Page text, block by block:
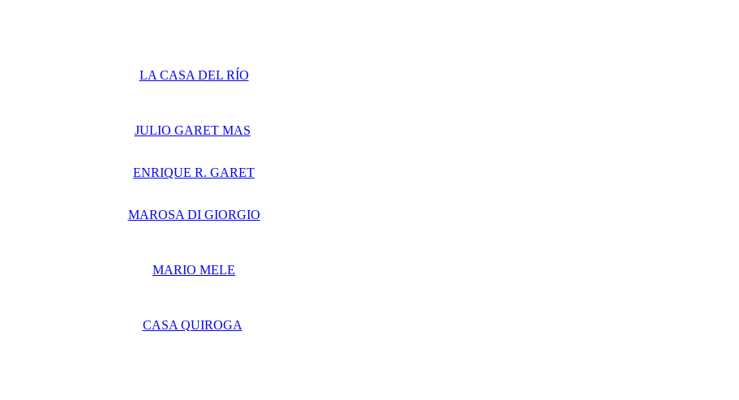
LA CASA DEL RÍO
JULIO GARET MAS
ENRIQUE R. GARET
MAROSA DI GIORGIO
MARIO MELE
CASA QUIROGA